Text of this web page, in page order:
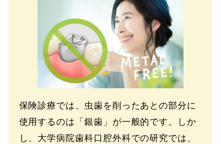
保険診療では、虫歯を削ったあとの部分に
使用するのは「銀歯」が一般的です。しか
し、大学病院歯科口腔外科での研究では、